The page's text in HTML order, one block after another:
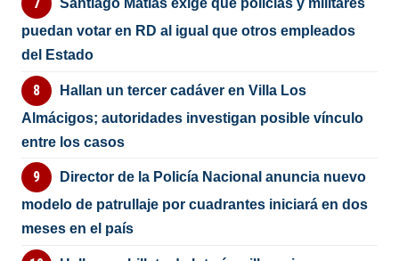
Santiago Matías exige que policías y militares
puedan votar en RD al igual que otros empleados
del Estado
Hallan un tercer cadáver en Villa Los
Almácigos; autoridades investigan posible vínculo
entre los casos
Director de la Policía Nacional anuncia nuevo
modelo de patrullaje por cuadrantes iniciará en dos
meses en el país